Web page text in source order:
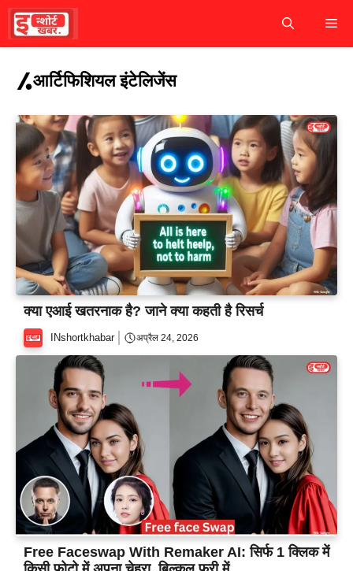
Skip
content
आर्टिफिशियल इंटेलिजेंस
क्या एआई खतरनाक है? जाने क्या कहती है रिसर्च
INshortkhabar अप्रैल 24, 2026
Free Faceswap With Remaker AI: सिर्फ 1 क्लिक में